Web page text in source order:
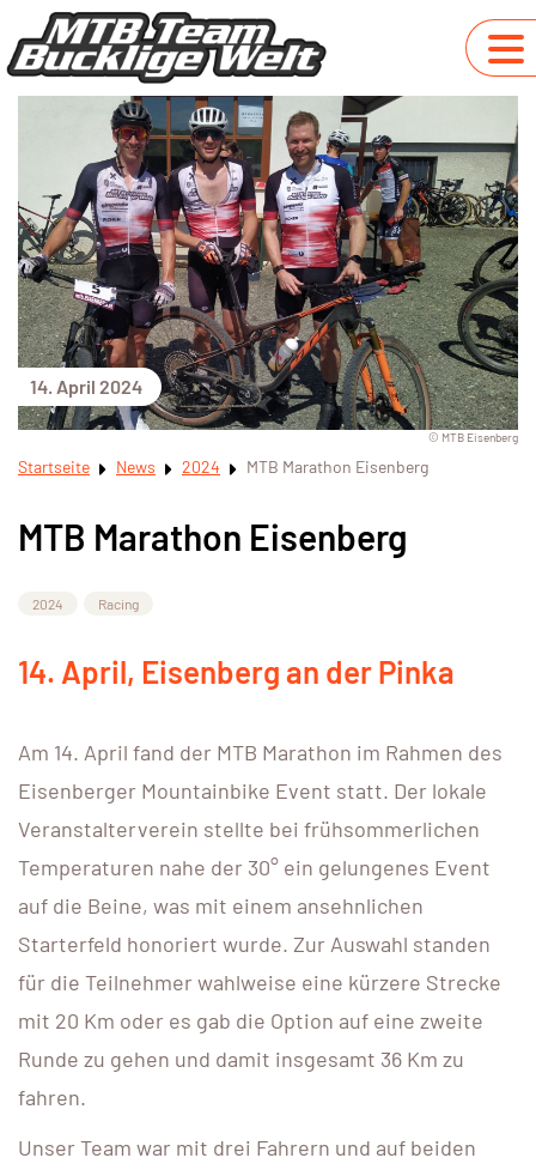
14. April 2024
© MTB Eisenberg
Startseite News 2024 MTB Marathon Eisenberg
MTB Marathon Eisenberg
2024 Racing
14. April, Eisenberg an der Pinka
Am 14. April fand der MTB Marathon im Rahmen des
Eisenberger Mountainbike Event statt. Der lokale
Veranstalterverein stellte bei frühsommerlichen
Temperaturen nahe der 30° ein gelungenes Event
auf die Beine, was mit einem ansehnlichen
Starterfeld honoriert wurde. Zur Auswahl standen
für die Teilnehmer wahlweise eine kürzere Strecke
mit 20 Km oder es gab die Option auf eine zweite
Runde zu gehen und damit insgesamt 36 Km zu
fahren.
Unser Team war mit drei Fahrern und auf beiden